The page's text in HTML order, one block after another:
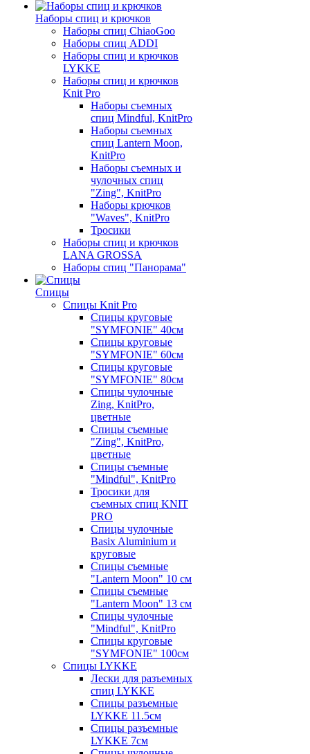
Наборы спиц и крючков
Наборы спиц ChiaoGoo
Наборы спиц ADDI
Наборы спиц и крючков
LYKKE
Наборы спиц и крючков
Knit Pro
Наборы съемных
спиц Mindful, KnitPro
Наборы съемных
спиц Lantern Moon,
KnitPro
Наборы съемных и
чулочных спиц
"Zing", KnitPro
Наборы крючков
"Waves", KnitPro
Тросики
Наборы спиц и крючков
LANA GROSSA
Наборы спиц "Панорама"
Спицы
Спицы Knit Pro
Спицы круговые
"SYMFONIE" 40см
Спицы круговые
"SYMFONIE" 60см
Спицы круговые
"SYMFONIE" 80см
Спицы чулочные
Zing, KnitPro,
цветные
Спицы съемные
"Zing", KnitPro,
цветные
Спицы съемные
"Mindful", KnitPro
Тросики для
съемных спиц KNIT
PRO
Спицы чулочные
Basix Aluminium и
круговые
Спицы съемные
"Lantern Moon" 10 см
Спицы съемные
"Lantern Moon" 13 см
Спицы чулочные
"Mindful", KnitPro
Спицы круговые
"SYMFONIE" 100см
Спицы LYKKE
Лески для разъемных
спиц LYKKE
Спицы разъемные
LYKKE 11.5см
Спицы разъемные
LYKKE 7см